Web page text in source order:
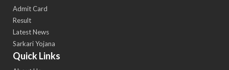
Admit Card
Result
Latest News
Sarkari Yojana
Quick Links